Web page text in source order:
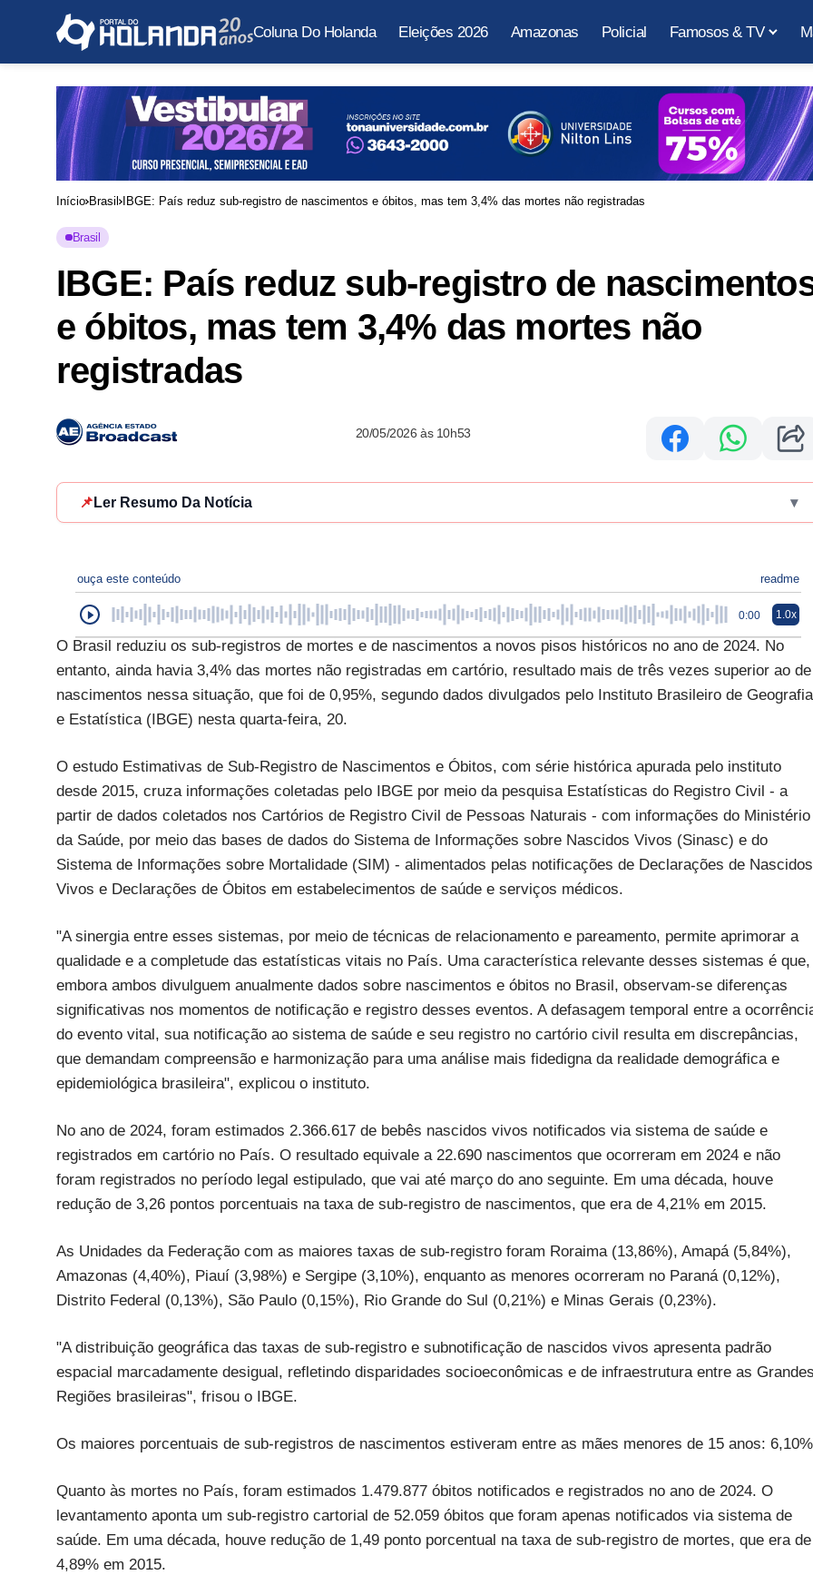
Coluna Do Holanda Eleições 2026 Amazonas Policial Famosos & TV
Início Brasil IBGE: País reduz sub-registro de nascimentos e óbitos, mas tem 3,4% das mortes não registradas
Brasil
IBGE: País reduz sub-registro de
e óbitos, mas tem 3,4% das mortes não
registradas
20/05/2026 às 10h53
📌 Ler Resumo Da Notícia ▾
ouça este conteúdo readme
0:00 1.0x
O Brasil reduziu os sub-registros de mortes e de nascimentos a novos pisos históricos no ano de 2024. No
entanto, ainda havia 3,4% das mortes não registradas em cartório, resultado mais de três vezes superior ao de
nascimentos nessa situação, que foi de 0,95%, segundo dados divulgados pelo Instituto Brasileiro de Geografia
e Estatística (IBGE) nesta quarta-feira, 20.
O estudo Estimativas de Sub-Registro de Nascimentos e Óbitos, com série histórica apurada pelo instituto
desde 2015, cruza informações coletadas pelo IBGE por meio da pesquisa Estatísticas do Registro Civil - a
partir de dados coletados nos Cartórios de Registro Civil de Pessoas Naturais - com informações do Ministério
da Saúde, por meio das bases de dados do Sistema de Informações sobre Nascidos Vivos (Sinasc) e do
Sistema de Informações sobre Mortalidade (SIM) - alimentados pelas notificações de Declarações de Nascidos
Vivos e Declarações de Óbitos em estabelecimentos de saúde e serviços médicos.
"A sinergia entre esses sistemas, por meio de técnicas de relacionamento e pareamento, permite aprimorar a
qualidade e a completude das estatísticas vitais no País. Uma característica relevante desses sistemas é que,
embora ambos divulguem anualmente dados sobre nascimentos e óbitos no Brasil, observam-se diferenças
significativas nos momentos de notificação e registro desses eventos. A defasagem temporal entre a
do evento vital, sua notificação ao sistema de saúde e seu registro no cartório civil resulta em discrepâncias,
que demandam compreensão e harmonização para uma análise mais fidedigna da realidade demográfica e
epidemiológica brasileira", explicou o instituto.
No ano de 2024, foram estimados 2.366.617 de bebês nascidos vivos notificados via sistema de saúde e
registrados em cartório no País. O resultado equivale a 22.690 nascimentos que ocorreram em 2024 e não
foram registrados no período legal estipulado, que vai até março do ano seguinte. Em uma década, houve
redução de 3,26 pontos porcentuais na taxa de sub-registro de nascimentos, que era de 4,21% em 2015.
As Unidades da Federação com as maiores taxas de sub-registro foram Roraima (13,86%), Amapá (5,84%),
Amazonas (4,40%), Piauí (3,98%) e Sergipe (3,10%), enquanto as menores ocorreram no Paraná (0,12%),
Distrito Federal (0,13%), São Paulo (0,15%), Rio Grande do Sul (0,21%) e Minas Gerais (0,23%).
"A distribuição geográfica das taxas de sub-registro e subnotificação de nascidos vivos apresenta padrão
espacial marcadamente desigual, refletindo disparidades socioeconômicas e de infraestrutura entre as
Regiões brasileiras", frisou o IBGE.
Os maiores porcentuais de sub-registros de nascimentos estiveram entre as mães menores de 15 anos:
Quanto às mortes no País, foram estimados 1.479.877 óbitos notificados e registrados no ano de 2024. O
levantamento aponta um sub-registro cartorial de 52.059 óbitos que foram apenas notificados via sistema de
saúde. Em uma década, houve redução de 1,49 ponto porcentual na taxa de sub-registro de mortes, que era de
4,89% em 2015.